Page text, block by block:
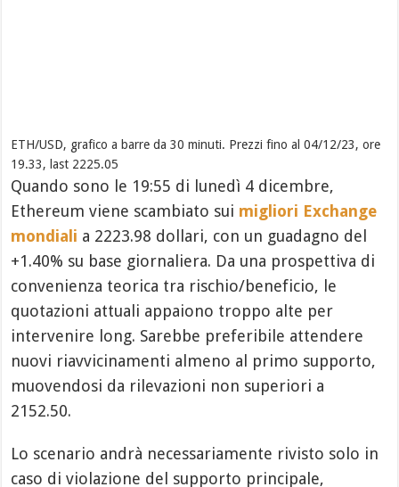
ETH/USD, grafico a barre da 30 minuti. Prezzi fino al 04/12/23, ore
19.33, last 2225.05
Quando sono le 19:55 di lunedì 4 dicembre,
Ethereum viene scambiato sui migliori Exchange
mondiali a 2223.98 dollari, con un guadagno del
+1.40% su base giornaliera. Da una prospettiva di
convenienza teorica tra rischio/beneficio, le
quotazioni attuali appaiono troppo alte per
intervenire long. Sarebbe preferibile attendere
nuovi riavvicinamenti almeno al primo supporto,
muovendosi da rilevazioni non superiori a
2152.50.
Lo scenario andrà necessariamente rivisto solo in
caso di violazione del supporto principale,